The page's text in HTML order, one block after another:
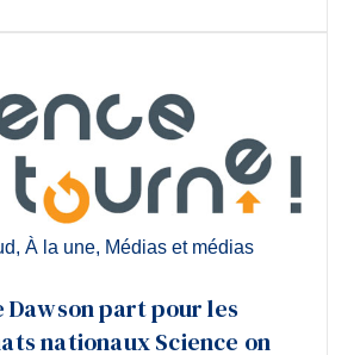
, À la une, Médias et médias
Dawson part pour les
nationaux Science on